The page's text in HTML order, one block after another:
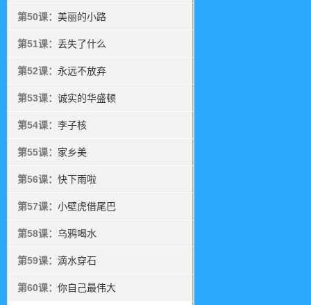
第50课： 美丽的小路
第51课： 丢失了什么
第52课： 永远不放弃
第53课： 诚实的华盛顿
第54课： 李子核
第55课： 家乡美
第56课： 快下雨啦
第57课： 小壁虎借尾巴
第58课： 乌鸦喝水
第59课： 滴水穿石
第60课： 你自己最伟大